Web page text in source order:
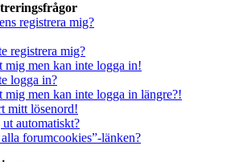
registrera mig?
registrera mig?
mig men kan inte logga in!
logga in?
mig men kan inte logga in längre?!
mitt lösenord!
automatiskt?
forumcookies”-länken?